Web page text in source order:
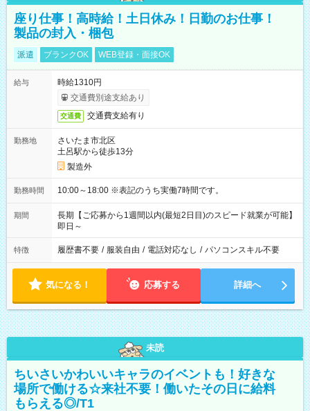
座り仕事！高時給！土日休み！日勤のお仕事！
製品の封入・梱包
派遣 ブランクOK WEB登録・面接OK
給与
時給1310円
交通費別途支給あり
交通費 交通費支給有り
勤務地
さいたま市北区
土呂駅から徒歩13分
製造外
勤務時間 10:00～18:00 ※表記のうち実働7時間です。
期間
長期【ご応募から1週間以内(最短2日目)のスピード就業が可能】
即日～
特徴 履歴書不要 / 服装自由 / 電話対応なし / パソコンスキル不要
気になる！ 応募する 詳細へ
未読
ちいさいかわいいキャラのイベントも！好きな
場所で働ける☆来社不要！働いたその日に給料
もらえる◎/T1